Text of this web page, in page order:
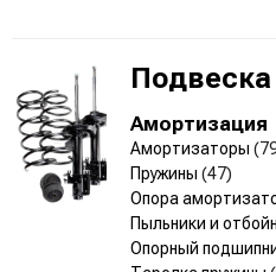
Амортизация
Амортизаторы
Пружины (47)
Опора
Пыльники и
Опорный